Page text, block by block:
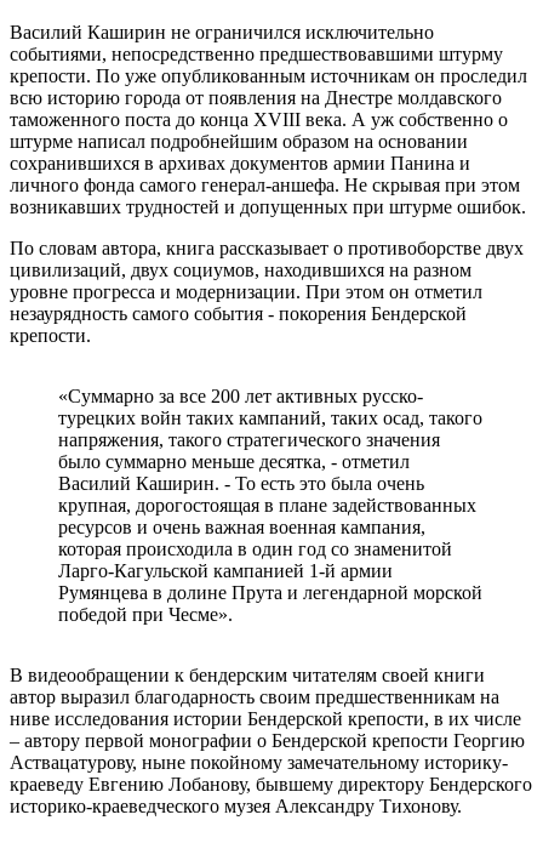
Василий Каширин не ограничился исключительно
событиями, непосредственно предшествовавшими штурму
крепости. По уже опубликованным источникам он проследил
всю историю города от появления на Днестре молдавского
таможенного поста до конца XVIII века. А уж собственно о
штурме написал подробнейшим образом на основании
сохранившихся в архивах документов армии Панина и
личного фонда самого генерал-аншефа. Не скрывая при этом
возникавших трудностей и допущенных при штурме ошибок.
По словам автора, книга рассказывает о противоборстве двух
цивилизаций, двух социумов, находившихся на разном
уровне прогресса и модернизации. При этом он отметил
незаурядность самого события - покорения Бендерской
крепости.
«Суммарно за все 200 лет активных русско-
турецких войн таких кампаний, таких осад, такого
напряжения, такого стратегического значения
было суммарно меньше десятка, - отметил
Василий Каширин. - То есть это была очень
крупная, дорогостоящая в плане задействованных
ресурсов и очень важная военная кампания,
которая происходила в один год со знаменитой
Ларго-Кагульской кампанией 1-й армии
Румянцева в долине Прута и легендарной морской
победой при Чесме».
В видеообращении к бендерским читателям своей книги
автор выразил благодарность своим предшественникам на
ниве исследования истории Бендерской крепости, в их числе
– автору первой монографии о Бендерской крепости Георгию
Аствацатурову, ныне покойному замечательному историку-
краеведу Евгению Лобанову, бывшему директору Бендерского
историко-краеведческого музея Александру Тихонову.